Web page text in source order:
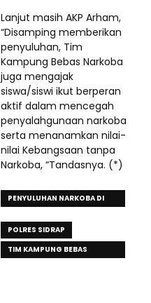
Lanjut masih AKP Arham,
“Disamping memberikan
penyuluhan, Tim
Kampung Bebas Narkoba
juga mengajak
siswa/siswi ikut berperan
aktif dalam mencegah
penyalahgunaan narkoba
serta menanamkan nilai-
nilai Kebangsaan tanpa
Narkoba, “Tandasnya. (*)
PENYULUHAN NARKOBA DI
POLRES SIDRAP
TIM KAMPUNG BEBAS